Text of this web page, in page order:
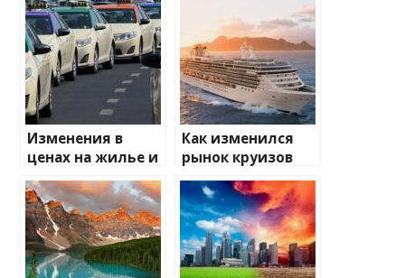
Изменения в
ценах на жилье и
транспорт: что
ожидать
Как изменился
рынок круизов
после пандемии